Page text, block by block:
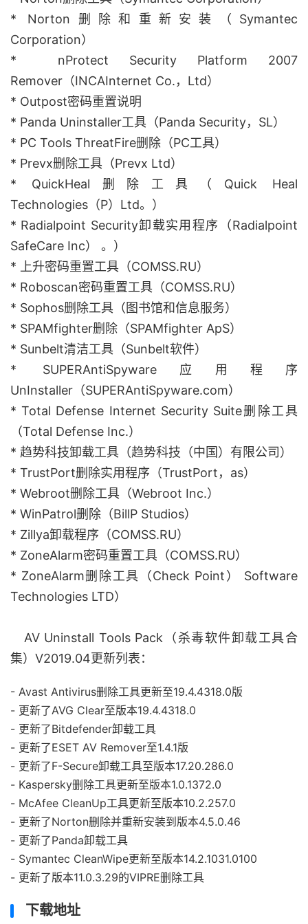
* Norton删除和重新安装（Symantec
Corporation）
* nProtect Security Platform 2007
Remover（INCAInternet Co.，Ltd）
* Outpost密码重置说明
* Panda Uninstaller工具（Panda Security，SL）
* PC Tools ThreatFire删除（PC工具）
* Prevx删除工具（Prevx Ltd）
* QuickHeal删除工具（Quick Heal
Technologies（P）Ltd。）
* Radialpoint Security卸载实用程序（Radialpoint
SafeCare Inc） 。）
* 上升密码重置工具（COMSS.RU）
* Roboscan密码重置工具（COMSS.RU）
* Sophos删除工具（图书馆和信息服务）
* SPAMfighter删除（SPAMfighter ApS）
* Sunbelt清洁工具（Sunbelt软件）
* SUPERAntiSpyware应用程序
UnInstaller（SUPERAntiSpyware.com）
* Total Defense Internet Security Suite删除工具
（Total Defense Inc.）
* 趋势科技卸载工具（趋势科技（中国）有限公司）
* TrustPort删除实用程序（TrustPort，as）
* Webroot删除工具（Webroot Inc.）
* WinPatrol删除（BillP Studios）
* Zillya卸载程序（COMSS.RU）
* ZoneAlarm密码重置工具（COMSS.RU）
* ZoneAlarm删除工具（Check Point） Software
Technologies LTD）
AV Uninstall Tools Pack（杀毒软件卸载工具合
集）V2019.04更新列表：
- Avast Antivirus删除工具更新至19.4.4318.0版
- 更新了AVG Clear至版本19.4.4318.0
- 更新了Bitdefender卸载工具
- 更新了ESET AV Remover至1.4.1版
- 更新了F-Secure卸载工具至版本17.20.286.0
- Kaspersky删除工具更新至版本1.0.1372.0
- McAfee CleanUp工具更新至版本10.2.257.0
- 更新了Norton删除并重新安装到版本4.5.0.46
- 更新了Panda卸载工具
- Symantec CleanWipe更新至版本14.2.1031.0100
- 更新了版本11.0.3.29的VIPRE删除工具
下载地址